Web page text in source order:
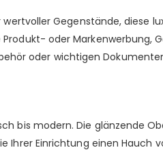
Gegenstände, diese
oder Markenwerbung,
oder wichtigen
bis modern. Die glänzende
Ihrer Einrichtung einen Hauch